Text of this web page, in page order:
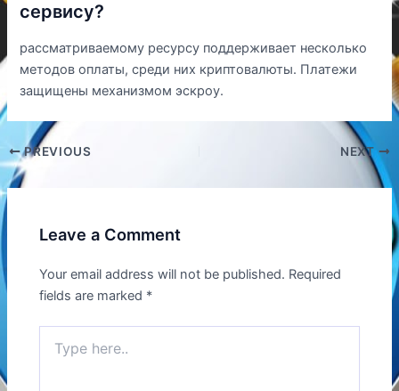
сервису?
рассматриваемому ресурсу поддерживает несколько
методов оплаты, среди них криптовалюты. Платежи
защищены механизмом эскроу.
PREVIOUS NEXT
Leave a Comment
Your email address will not be published. Required
fields are marked *
here..